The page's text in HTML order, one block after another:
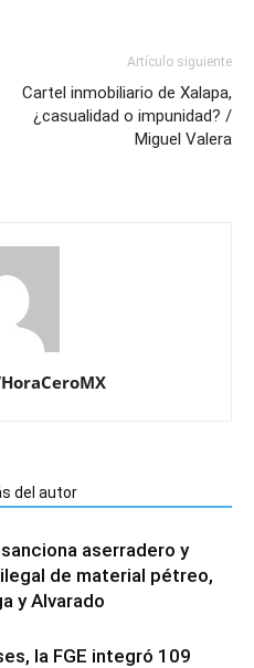
Artículo siguiente
Cartel inmobiliario de Xalapa,
¿casualidad o impunidad? /
Miguel Valera
del autor
aserradero y
de material pétreo,
y Alvarado
la FGE integró 109